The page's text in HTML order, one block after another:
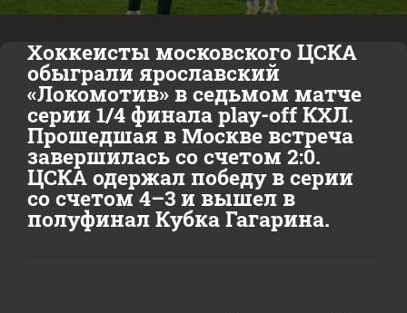
Хоккеисты московского ЦСКА
обыграли ярославский
«Локомотив» в седьмом матче
серии 1/4 финала play-off КХЛ.
Прошедшая в Москве встреча
завершилась со счетом 2:0.
ЦСКА одержал победу в серии
со счетом 4–3 и вышел в
полуфинал Кубка Гагарина.